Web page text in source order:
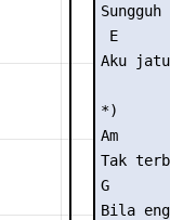
E
Aku
*)
Am
Tak
G
Bila